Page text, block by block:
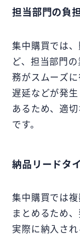
担当部門の負
集中購買では
ど、担当部門
務がスムーズ
遅延などが発
あるため、適
です。
納品リードタ
集中購買では
まとめるため
実際に納入さ